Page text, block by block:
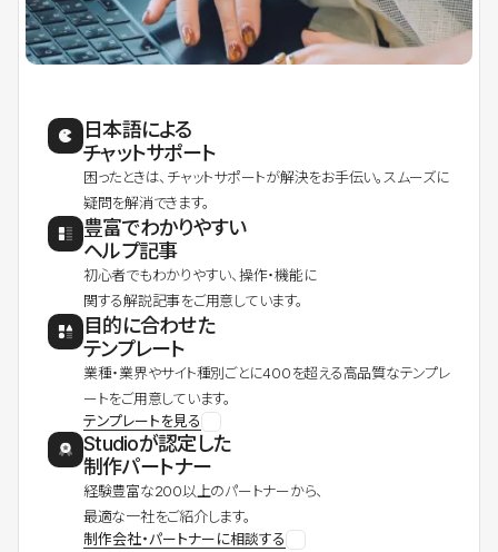
日本語による
チャットサポート
困ったときは、チャットサポートが解決をお手伝い。スムーズに
疑問を解消できます。
豊富でわかりやすい
ヘルプ記事
初心者でもわかりやすい、操作・機能に
関する解説記事をご用意しています。
目的に合わせた
テンプレート
業種・業界やサイト種別ごとに400を超える高品質なテンプレ
ートをご用意しています。
テンプレートを見る
Studioが認定した
制作パートナー
経験豊富な200以上のパートナーから、
最適な一社をご紹介します。
制作会社・パートナーに相談する